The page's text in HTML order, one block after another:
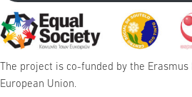
The project is co-funded by the
European Union.